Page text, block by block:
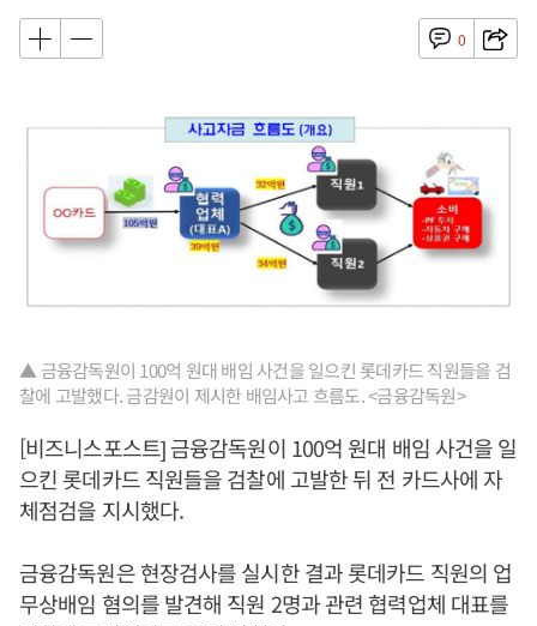
0
▲ 금융감독원이 100억 원대 배임 사건을 일으킨 롯데카드 직원들을 검
찰에 고발했다. 금감원이 제시한 배임사고 흐름도. <금융감독원>
[비즈니스포스트] 금융감독원이 100억 원대 배임 사건을 일
으킨 롯데카드 직원들을 검찰에 고발한 뒤 전 카드사에 자
체점검을 지시했다.
금융감독원은 현장검사를 실시한 결과 롯데카드 직원의 업
무상배임 혐의를 발견해 직원 2명과 관련 협력업체 대표를